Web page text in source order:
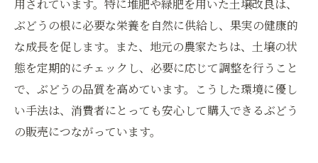
用されています。特に堆肥や緑肥を用いた土壌改良は、
ぶどうの根に必要な栄養を自然に供給し、果実の健康的
な成長を促します。また、地元の農家たちは、土壌の状
態を定期的にチェックし、必要に応じて調整を行うこと
で、ぶどうの品質を高めています。こうした環境に優し
い手法は、消費者にとっても安心して購入できるぶどう
の販売につながっています。